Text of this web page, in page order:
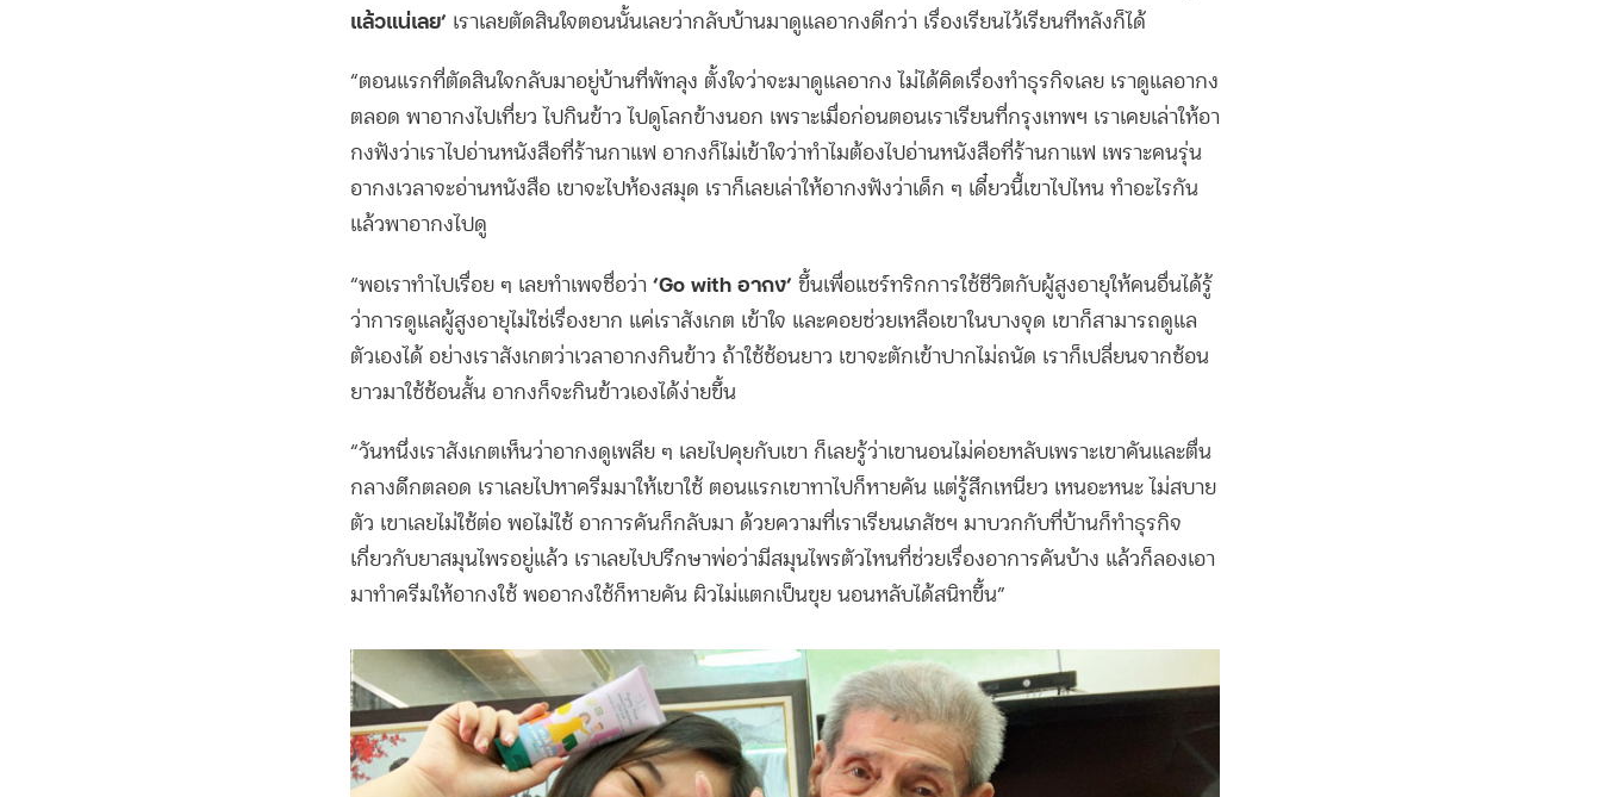
แล้วแน่เลย’ เราเลยตัดสินใจตอนนั้นเลยว่ากลับบ้านมาดูแลอากงดีกว่า เรื่องเรียนไว้เรียนทีหลังก็ได้
“ตอนแรกที่ตัดสินใจกลับมาอยู่บ้านที่พัทลุง ตั้งใจว่าจะมาดูแลอากง ไม่ได้คิดเรื่องทำธุรกิจเลย เราดูแลอากง
ตลอด พาอากงไปเที่ยว ไปกินข้าว ไปดูโลกข้างนอก เพราะเมื่อก่อนตอนเราเรียนที่กรุงเทพฯ เราเคยเล่าให้อา
กงฟังว่าเราไปอ่านหนังสือที่ร้านกาแฟ อากงก็ไม่เข้าใจว่าทำไมต้องไปอ่านหนังสือที่ร้านกาแฟ เพราะคนรุ่น
อากงเวลาจะอ่านหนังสือ เขาจะไปห้องสมุด เราก็เลยเล่าให้อากงฟังว่าเด็ก ๆ เดี๋ยวนี้เขาไปไหน ทำอะไรกัน
แล้วพาอากงไปดู
“พอเราทำไปเรื่อย ๆ เลยทำเพจชื่อว่า ‘Go with อากง’ ขึ้นเพื่อแชร์ทริกการใช้ชีวิตกับผู้สูงอายุให้คนอื่นได้รู้
ว่าการดูแลผู้สูงอายุไม่ใช่เรื่องยาก แค่เราสังเกต เข้าใจ และคอยช่วยเหลือเขาในบางจุด เขาก็สามารถดูแล
ตัวเองได้ อย่างเราสังเกตว่าเวลาอากงกินข้าว ถ้าใช้ช้อนยาว เขาจะตักเข้าปากไม่ถนัด เราก็เปลี่ยนจากช้อน
ยาวมาใช้ช้อนสั้น อากงก็จะกินข้าวเองได้ง่ายขึ้น
“วันหนึ่งเราสังเกตเห็นว่าอากงดูเพลีย ๆ เลยไปคุยกับเขา ก็เลยรู้ว่าเขานอนไม่ค่อยหลับเพราะเขาคันและตื่น
กลางดึกตลอด เราเลยไปหาครีมมาให้เขาใช้ ตอนแรกเขาทาไปก็หายคัน แต่รู้สึกเหนียว เหนอะหนะ ไม่สบาย
ตัว เขาเลยไม่ใช้ต่อ พอไม่ใช้ อาการคันก็กลับมา ด้วยความที่เราเรียนเภสัชฯ มาบวกกับที่บ้านก็ทำธุรกิจ
เกี่ยวกับยาสมุนไพรอยู่แล้ว เราเลยไปปรึกษาพ่อว่ามีสมุนไพรตัวไหนที่ช่วยเรื่องอาการคันบ้าง แล้วก็ลองเอา
มาทำครีมให้อากงใช้ พออากงใช้ก็หายคัน ผิวไม่แตกเป็นขุย นอนหลับได้สนิทขึ้น”